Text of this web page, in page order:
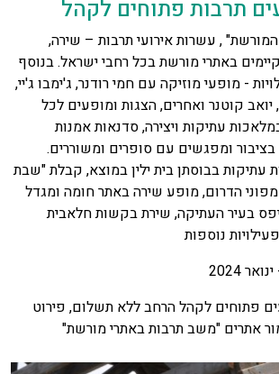
תרבות פתוחים לקהל
, עשרות אירועי תרבות – שירה,
באתרי מורשת בכל רחבי ישראל. בנוסף
- מופעי מוזיקה עם חמי רודנר, ג'ימבו ג'יי,
יואב קוטנר ואחרים, הצגות ומופעים לכל
עתיקות ויצירה, סדנאות אמנות
ומפגשים עם סופרים ומשוררים.
עתיקות בבוסתן בית ילין במוצא, קבלת "שבת
הדרום, מופע שירה באתר חומה ומגדל
בעיר העתיקה, שירת בקשות חלאבית
נוספות
פתוחים לקהל הרחב ללא תשלום, פירוט
אתרים "משב תרבות באתרי מורשת"